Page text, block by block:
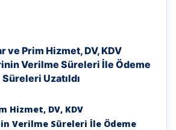
ve Prim Hizmet, DV, KDV
Verilme Süreleri İle Ödeme
Süreleri Uzatıldı
Hizmet, DV, KDV
Verilme Süreleri İle Ödeme